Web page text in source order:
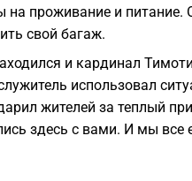
проживание и питание.
свой багаж.
и кардинал
использовал
жителей за теплый
здесь с вами. И мы все